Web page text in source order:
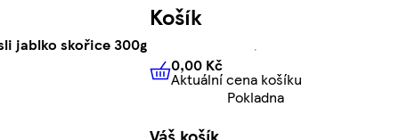
jablko skořice 300g
Košík
0,00 KčAktuální cena košíku
0,00 Kč
Aktuální cena košíku
Pokladna